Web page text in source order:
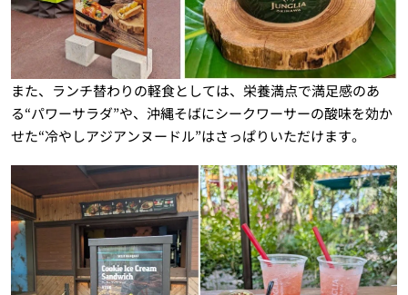
また、ランチ替わりの軽食としては、栄養満点で満足感のあ
る“パワーサラダ”や、沖縄そばにシークワーサーの酸味を効か
せた“冷やしアジアンヌードル”はさっぱりいただけます。